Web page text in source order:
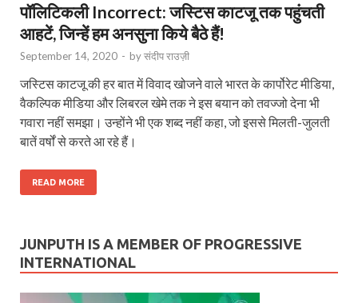
पॉलिटिकली Incorrect: जस्टिस काटजू तक पहुंचती
आहटें, जिन्‍हें हम अनसुना किये बैठे हैं!
September 14, 2020 - byसंदीप राउज़ी
जस्टिस काटजू की हर बात में विवाद खोजने वाले भारत के कार्पोरेट मीडिया,
वैकल्पिक मीडिया और लिबरल खेमे तक ने इस बयान को तवज्जो देना भी
गवारा नहीं समझा। उन्होंने भी एक शब्द नहीं कहा, जो इससे मिलती-जुलती
बातें वर्षों से करते आ रहे हैं।
READ MORE
JUNPUTH IS A MEMBER OF PROGRESSIVE
INTERNATIONAL